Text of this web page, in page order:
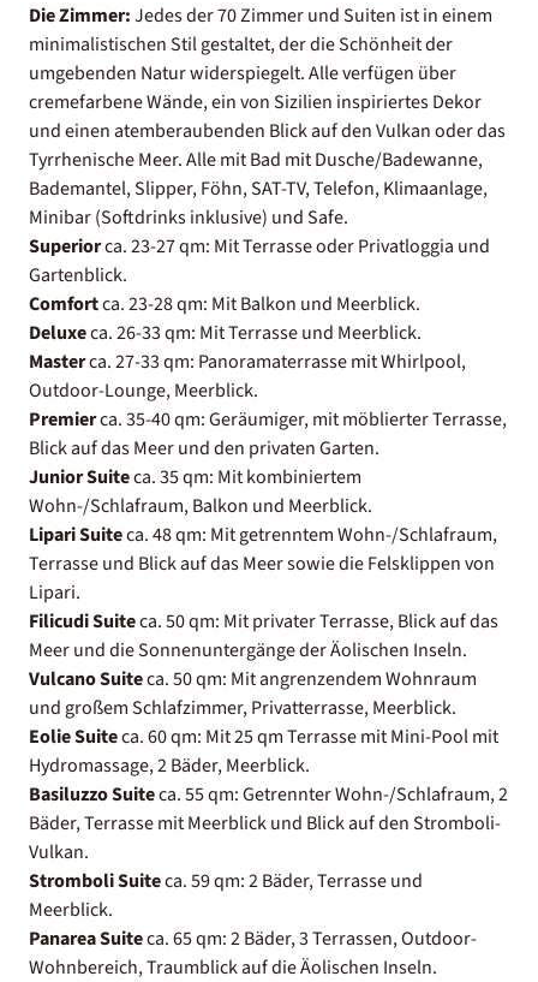
Die Zimmer:Jedes der 70 Zimmer und Suiten ist in einem
minimalistischen Stil gestaltet, der die Schönheit der
umgebenden Natur widerspiegelt. Alle verfügen über
cremefarbene Wände, ein von Sizilien inspiriertes Dekor
und einen atemberaubenden Blick auf den Vulkan oder das
Tyrrhenische Meer. Alle mit Bad mit Dusche/Badewanne,
Bademantel, Slipper, Föhn, SAT-TV, Telefon, Klimaanlage,
Minibar (Softdrinks inklusive) und Safe.
Superiorca. 23-27 qm: Mit Terrasse oder Privatloggia und
Gartenblick.
Comfortca. 23-28 qm: Mit Balkon und Meerblick.
Deluxeca. 26-33 qm: Mit Terrasse und Meerblick.
Masterca. 27-33 qm: Panoramaterrasse mit Whirlpool,
Outdoor-Lounge, Meerblick.
Premierca. 35-40 qm: Geräumiger, mit möblierter Terrasse,
Blick auf das Meer und den privaten Garten.
Junior Suiteca. 35 qm: Mit kombiniertem
Wohn-/Schlafraum, Balkon und Meerblick.
Lipari Suiteca. 48 qm: Mit getrenntem Wohn-/Schlafraum,
Terrasse und Blick auf das Meer sowie die Felsklippen von
Lipari.
Filicudi Suiteca. 50 qm: Mit privater Terrasse, Blick auf das
Meer und die Sonnenuntergänge der Äolischen Inseln.
Vulcano Suiteca. 50 qm: Mit angrenzendem Wohnraum
und großem Schlafzimmer, Privatterrasse, Meerblick.
Eolie Suiteca. 60 qm: Mit 25 qm Terrasse mit Mini-Pool mit
Hydromassage, 2 Bäder, Meerblick.
Basiluzzo Suiteca. 55 qm: Getrennter Wohn-/Schlafraum, 2
Bäder, Terrasse mit Meerblick und Blick auf den Stromboli-
Vulkan.
Stromboli Suiteca. 59 qm: 2 Bäder, Terrasse und
Meerblick.
Panarea Suiteca. 65 qm: 2 Bäder, 3 Terrassen, Outdoor-
Wohnbereich, Traumblick auf die Äolischen Inseln.